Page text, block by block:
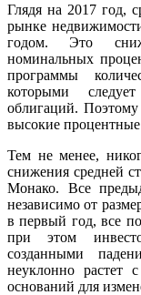
Глядя на 2017 год,
рынке
годом. Это
номинальных
программы
которыми
облигаций.
высокие
Тем не менее,
снижения средней
Монако. Все
независимо от
в первый год, все
при этом
созданными
неуклонно растет
оснований для